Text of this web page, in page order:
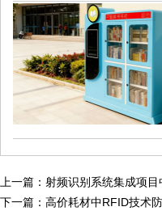
上一篇： 射频识别系统集成项
下一篇： 高价耗材中RFID技术